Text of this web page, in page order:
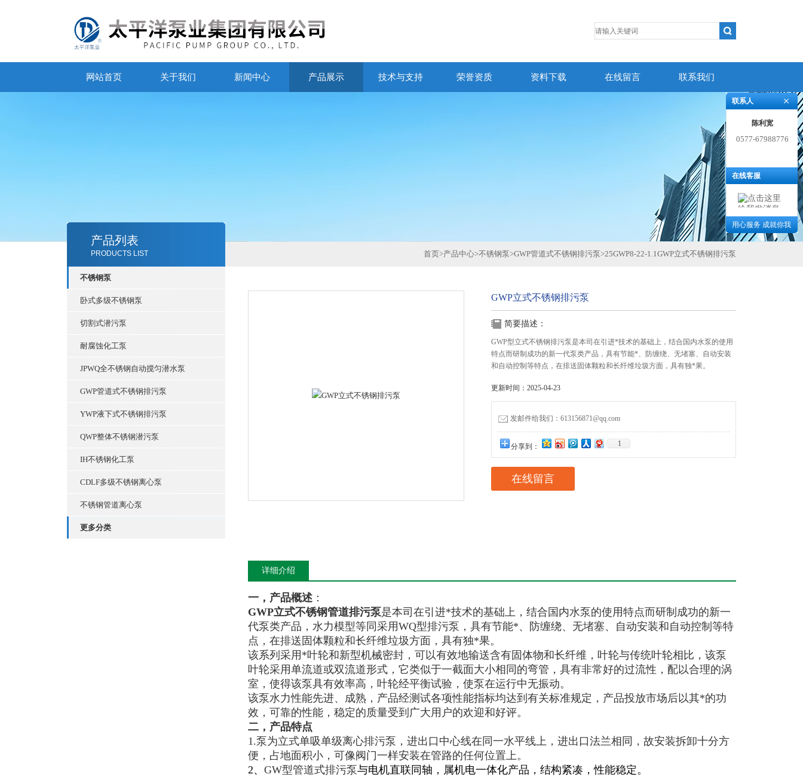
网站首页 关于我们 新闻中心 产品展示 技术与支持 荣誉资质 资料下载 在线留言 联系我们
产品列表
PRODUCTS LIST
不锈钢泵
卧式多级不锈钢泵
切割式潜污泵
耐腐蚀化工泵
JPWQ全不锈钢自动搅匀潜水泵
GWP管道式不锈钢排污泵
YWP液下式不锈钢排污泵
QWP整体不锈钢潜污泵
IH不锈钢化工泵
CDLF多级不锈钢离心泵
不锈钢管道离心泵
更多分类
首页>产品中心>不锈钢泵>GWP管道式不锈钢排污泵>25GWP8-22-1.1GWP立式不锈钢排污泵
GWP立式不锈钢排污泵
简要描述：
GWP型立式不锈钢排污泵是本司在引进*技术的基础上，结合国内水泵的使用
特点而研制成功的新一代泵类产品，具有节能*、防缠绕、无堵塞、自动安装
和自动控制等特点，在排送固体颗粒和长纤维垃圾方面，具有独*果。
更新时间：2025-04-23
发邮件给我们：613156871@qq.com
分享到： 1
在线留言
详细介绍
一，产品概述 ：
GWP立式不锈钢管道排污泵是本司在引进*技术的基础上，结合国内水泵的使用特点而研制成功的新一
代泵类产品，水力模型等同采用WQ型排污泵，具有节能*、防缠绕、无堵塞、自动安装和自动控制等特
点，在排送固体颗粒和长纤维垃圾方面，具有独*果。
该系列采用*叶轮和新型机械密封，可以有效地输送含有固体物和长纤维，叶轮与传统叶轮相比，该泵
叶轮采用单流道或双流道形式，它类似于一截面大小相同的弯管，具有非常好的过流性，配以合理的涡
室，使得该泵具有效率高，叶轮经平衡试验，使泵在运行中无振动。
该泵水力性能先进、成熟，产品经测试各项性能指标均达到有关标准规定，产品投放市场后以其*的功
效，可靠的性能，稳定的质量受到广大用户的欢迎和好评。
二，产品特点
1.泵为立式单吸单级离心排污泵，进出口中心线在同一水平线上，进出口法兰相同，故安装拆卸十分方
便，占地面积小，可像阀门一样安装在管路的任何位置上。
2、 GW型管道式排污泵与电机直联同轴，属机电一体化产品，结构紧凑，性能稳定。
联系人
陈利宽
0577-67988776
在线客服
用心服务 成就你我